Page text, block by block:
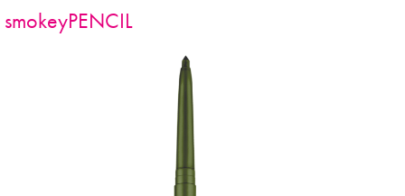
smokeyPENCIL